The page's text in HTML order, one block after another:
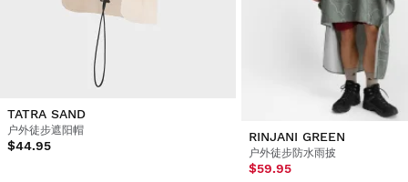
TATRA SAND
户外徒步遮阳帽
$44.95
RINJANI GREEN
户外徒步防水雨披
$59.95